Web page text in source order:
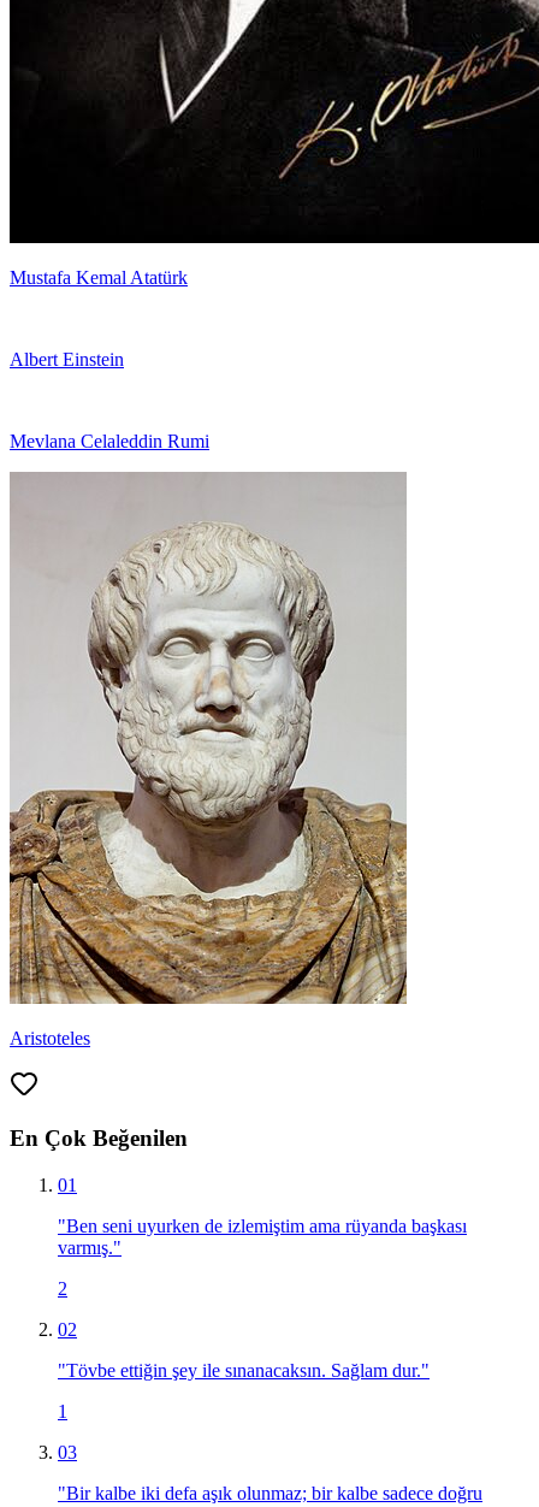
Mustafa Kemal Atatürk
Albert Einstein
Mevlana Celaleddin Rumi
Aristoteles
En Çok Beğenilen
01
"Ben seni uyurken de izlemiştim ama rüyanda başkası
varmış."
2
02
"Tövbe ettiğin şey ile sınanacaksın. Sağlam dur."
1
03
"Bir kalbe iki defa aşık olunmaz; bir kalbe sadece doğru